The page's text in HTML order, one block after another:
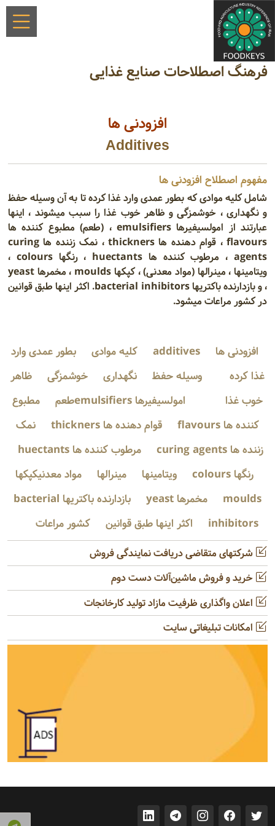
فرهنگ اصطلاحات صنایع غذایی
افزودنی ها
Additives
مفهوم اصطلاح افزودنی ها
شامل کلیه موادی که بطور عمدی وارد غذا کرده تا به آن وسیله حفظ
و نگهداری ، خوشمزگی و ظاهر خوب غذا را سبب میشوند ، اینها
عبارتند از امولسیفیرها emulsifiers ، (طعم) مطبوع کننده ها
flavours ، قوام دهنده ها thickners ، نمک زننده ها curing
agents ، مرطوب کننده ها huectants ، رنگها colours ،
ویتامینها ، مینرالها (مواد معدنی) ، کپکها moulds ، مخمرها yeast
، و بازدارنده باکتریها bacterial inhibitors. اکثر اینها طبق قوانین
در کشور مراعات میشود.
افزودنی ها additives کلیه موادی
بطور عمدی وارد
غذا کرده
وسیله حفظ نگهداری خوشمزگی
ظاهر
خوب غذا
امولسیفیرها emulsifiersطعم
مطبوع
کننده ها flavours
قوام دهنده ها thickners
نمک
زننده ها curing agents
مرطوب کننده ها huectants
رنگها colours
ویتامینها مینرالها
مواد معدنیکپکها
moulds
مخمرها yeast
بازدارنده باکتریها bacterial
inhibitors
اکثر اینها طبق قوانین کشور مراعات
شرکتهای متقاضی دریافت نمایندگی فروش
خرید و فروش ماشین‌آلات دست دوم
اعلان واگذاری ظرفیت مازاد تولید کارخانجات
امکانات تبلیغاتی سایت